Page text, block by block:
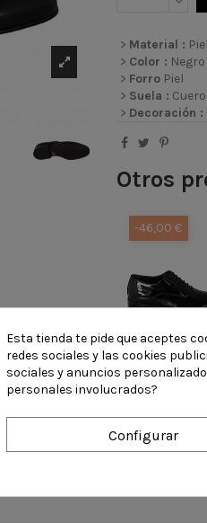
> Material : Piel
> Color : Negro
> Forro Piel
> Suela : Cuero
> Decoración :
Otros
Zapato
elegante
cordones
-46,00 €
Esta tienda te pide que aceptes
redes sociales y las cookies
sociales y anuncios
personales involucrados?
Configurar